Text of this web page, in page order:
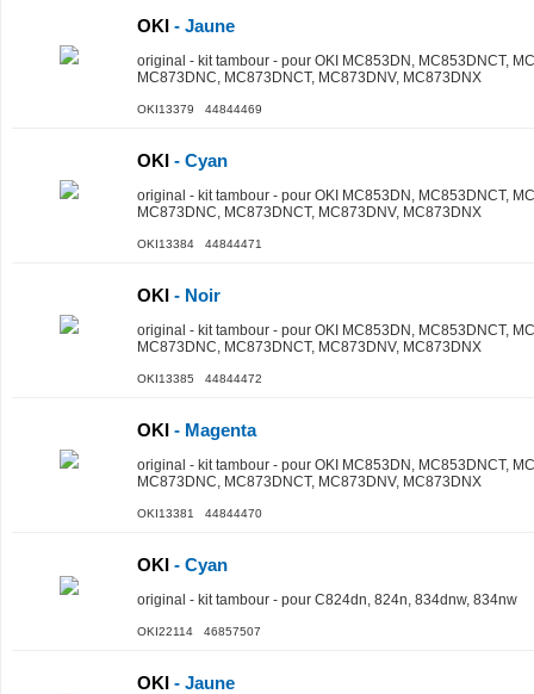
OKI - Jaune
original - kit tambour - pour OKI MC853DN, MC853DNCT,
MC873DNC, MC873DNCT, MC873DNV, MC873DNX
OKI13379 44844469
OKI - Cyan
original - kit tambour - pour OKI MC853DN, MC853DNCT,
MC873DNC, MC873DNCT, MC873DNV, MC873DNX
OKI13384 44844471
OKI - Noir
original - kit tambour - pour OKI MC853DN, MC853DNCT,
MC873DNC, MC873DNCT, MC873DNV, MC873DNX
OKI13385 44844472
OKI - Magenta
original - kit tambour - pour OKI MC853DN, MC853DNCT,
MC873DNC, MC873DNCT, MC873DNV, MC873DNX
OKI13381 44844470
OKI - Cyan
original - kit tambour - pour C824dn, 824n, 834dnw, 834nw
OKI22114 46857507
OKI - Jaune